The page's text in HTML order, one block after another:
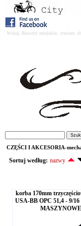
Witaj. Rowery miejskie, cruiser,
CZĘŚCI I AKCESORIA-
Sortuj według: nazwy
korba 170mm
USA-BB OPC 51,4 - 9/